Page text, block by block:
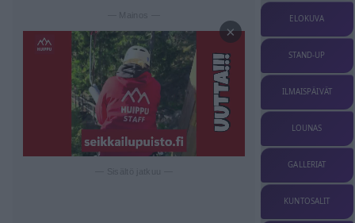
— Mainos —
×
ELOKUVA
STAND-UP
ILMAISPÄIVÄT
LOUNAS
GALLERIAT
KUNTOSALIT